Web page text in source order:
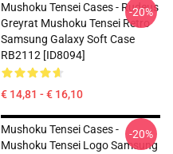
Mushoku Tensei Cases - Rudeus
Greyrat Mushoku Tensei Retro
Samsung Galaxy Soft Case
RB2112 [ID8094]
€ 14,81 - € 16,10
-20%
Mushoku Tensei Cases -
Mushoku Tensei Logo Samsung
-20%